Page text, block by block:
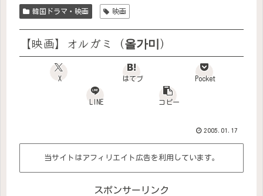
韓国ドラマ・映画 映画
【映画】オルガミ（올가미）
X はてブ Pocket
LINE コピー
2005.01.17
当サイトはアフィリエイト広告を利用しています。
スポンサーリンク